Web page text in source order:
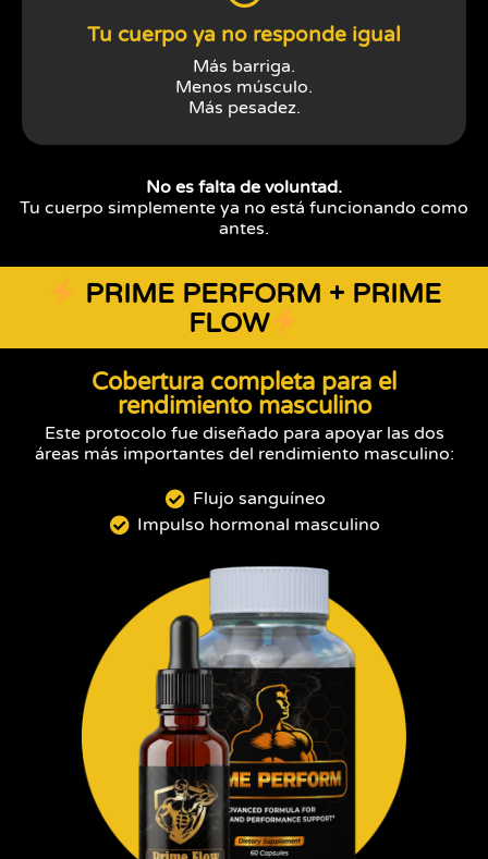
Tu cuerpo ya no responde igual
Más barriga.
Menos músculo.
Más pesadez.
No es falta de voluntad.
Tu cuerpo simplemente ya no está funcionando como
antes.
PRIME PERFORM + PRIME
FLOW
Cobertura completa para el
rendimiento masculino
Este protocolo fue diseñado para apoyar las dos
áreas más importantes del rendimiento masculino:
Flujo sanguíneo
Impulso hormonal masculino